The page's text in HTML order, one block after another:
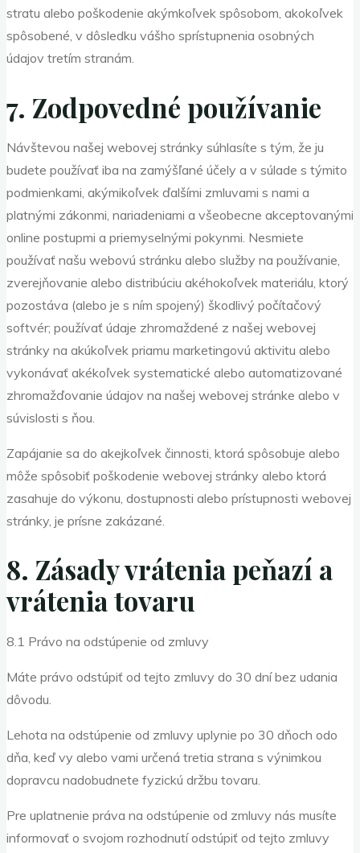
stratu alebo poškodenie akýmkoľvek spôsobom, akokoľvek
spôsobené, v dôsledku vášho sprístupnenia osobných
údajov tretím stranám.
7. Zodpovedné používanie
Návštevou našej webovej stránky súhlasíte s tým, že ju
budete používať iba na zamýšľané účely a v súlade s týmito
podmienkami, akýmikoľvek ďalšími zmluvami s nami a
platnými zákonmi, nariadeniami a všeobecne akceptovanými
online postupmi a priemyselnými pokynmi. Nesmiete
používať našu webovú stránku alebo služby na používanie,
zverejňovanie alebo distribúciu akéhokoľvek materiálu, ktorý
pozostáva (alebo je s ním spojený) škodlivý počítačový
softvér; používať údaje zhromaždené z našej webovej
stránky na akúkoľvek priamu marketingovú aktivitu alebo
vykonávať akékoľvek systematické alebo automatizované
zhromažďovanie údajov na našej webovej stránke alebo v
súvislosti s ňou.
Zapájanie sa do akejkoľvek činnosti, ktorá spôsobuje alebo
môže spôsobiť poškodenie webovej stránky alebo ktorá
zasahuje do výkonu, dostupnosti alebo prístupnosti webovej
stránky, je prísne zakázané.
8. Zásady vrátenia peňazí a
vrátenia tovaru
8.1 Právo na odstúpenie od zmluvy
Máte právo odstúpiť od tejto zmluvy do 30 dní bez udania
dôvodu.
Lehota na odstúpenie od zmluvy uplynie po 30 dňoch odo
dňa, keď vy alebo vami určená tretia strana s výnimkou
dopravcu nadobudnete fyzickú držbu tovaru.
Pre uplatnenie práva na odstúpenie od zmluvy nás musíte
informovať o svojom rozhodnutí odstúpiť od tejto zmluvy